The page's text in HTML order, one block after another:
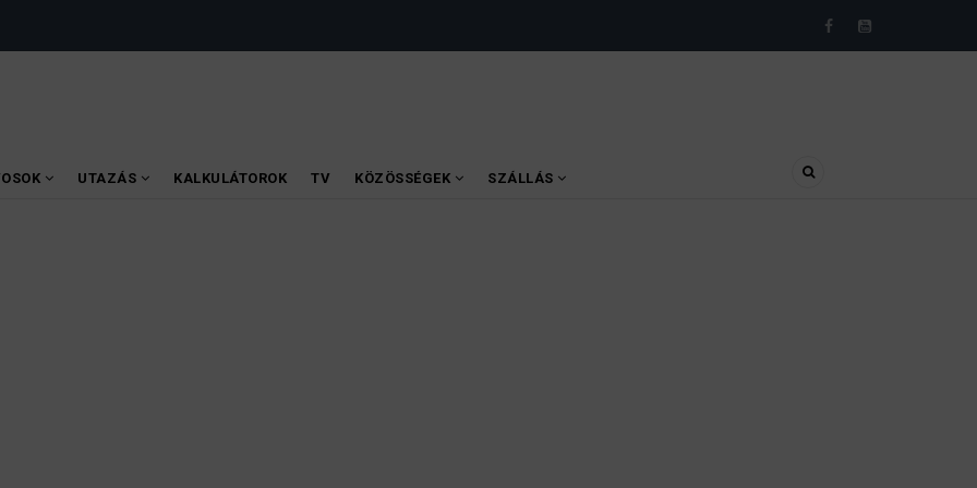
UTAZÁS KALKULÁTOROK TV KÖZÖSSÉGEK SZÁLLÁS